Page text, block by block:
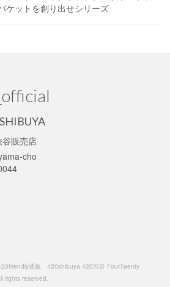
ケットを創り出せシリーズ
販売店
cho
通販 420shibuya 420渋谷 FourTwenty
rights reserved.